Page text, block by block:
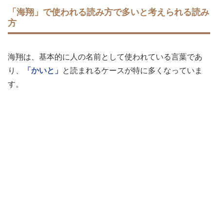
「海翔」で使われる読み方で多いと考えられる読み
方
海翔は、基本的に人の名前として使われている言葉であ
り、
「かいと」
と読まれるケースが特に多くなっていま
す。